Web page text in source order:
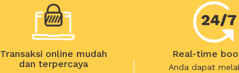
Transaksi online mudah
dan terpercaya
Real-time
Anda dapat